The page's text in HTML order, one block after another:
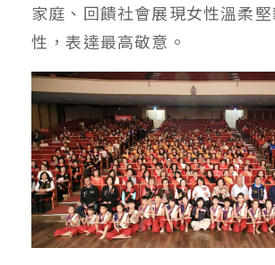
家庭、回饋社會展現女性溫柔
性，表達最高敬意。